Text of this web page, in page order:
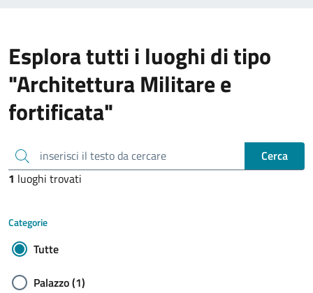
Esplora tutti i luoghi di tipo
"Architettura Militare e
fortificata"
inserisci il testo da cercare
Cerca
1 luoghi trovati
Categorie
Tutte
Palazzo (1)